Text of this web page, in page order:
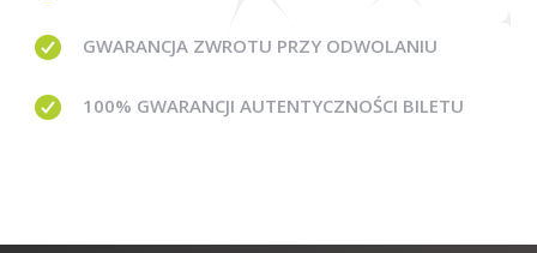
GWARANCJA ZWROTU PRZY ODWOLANIU
100% GWARANCJI AUTENTYCZNOŚCI BILETU